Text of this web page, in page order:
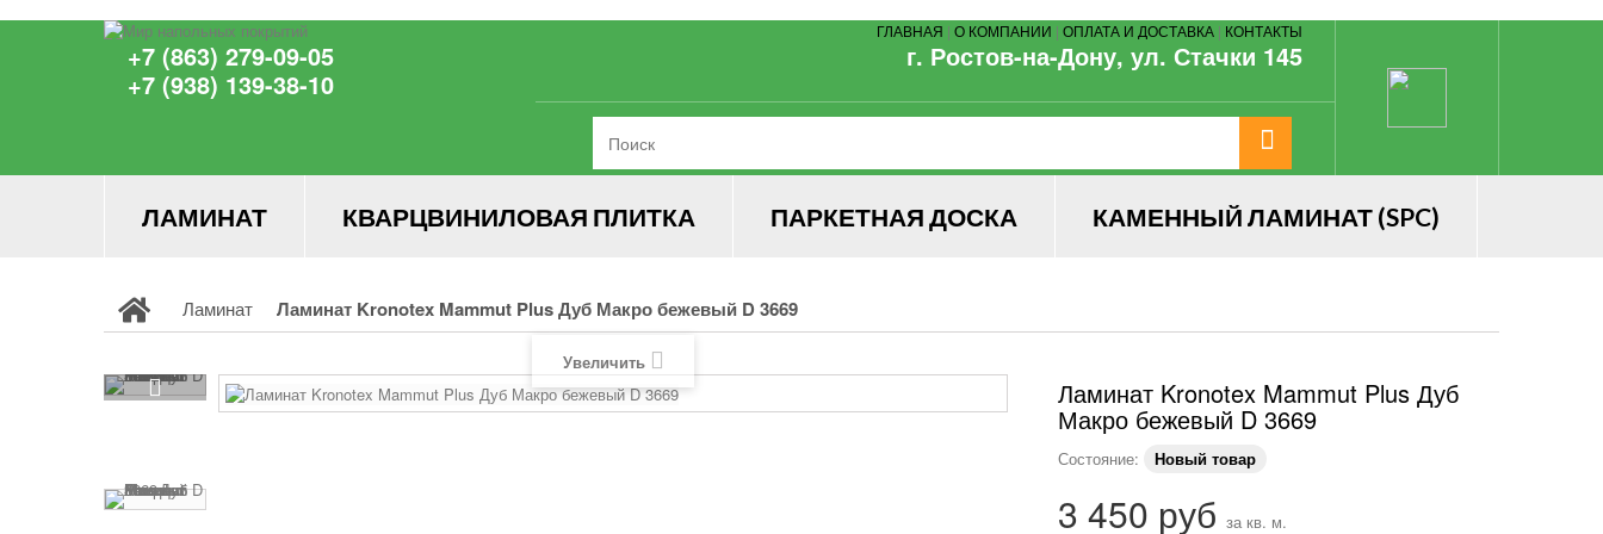
ГЛАВНАЯ | О КОМПАНИИ | ОПЛАТА И ДОСТАВКА | КОНТАКТЫ
+7 (863) 279-09-05
+7 (938) 139-38-10
г. Ростов-на-Дону, ул. Стачки 145
ЛАМИНАТ КВАРЦВИНИЛОВАЯ ПЛИТКА ПАРКЕТНАЯ ДОСКА КАМЕННЫЙ ЛАМИНАТ (SPC)
Ламинат Ламинат Kronotex Mammut Plus Дуб Макро бежевый D 3669
Увеличить
Ламинат Kronotex Mammut Plus Дуб
Макро бежевый D 3669
Состояние: Новый товар
3 450 руб за кв. м.